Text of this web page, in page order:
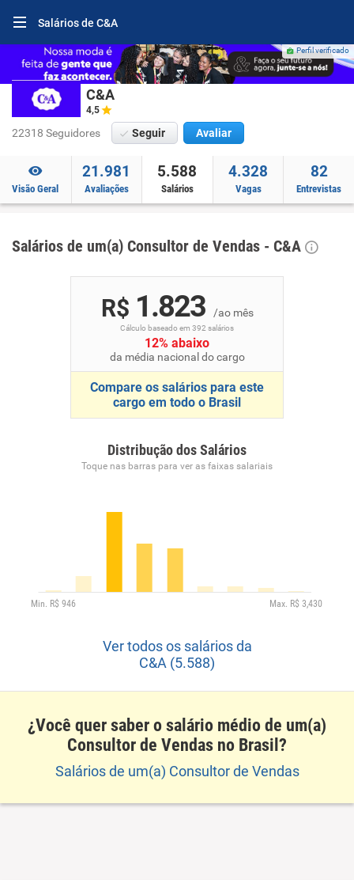
Salários de C&A
Perfil verificado
C&A
4,5
22318 Seguidores Seguir Avaliar
Visão Geral
21.981
Avaliações
5.588
Salários
4.328
Vagas
82
Entrevistas
Salários de um(a) Consultor de Vendas - C&A
R$ 1.823 /ao mês
Cálculo baseado em 392 salários
12% abaixo
da média nacional do cargo
Compare os salários para este
cargo em todo o Brasil
Distribução dos Salários
Toque nas barras para ver as faixas salariais
Ver todos os salários da
C&A (5.588)
¿Você quer saber o salário médio de um(a)
Consultor de Vendas no Brasil?
Salários de um(a) Consultor de Vendas